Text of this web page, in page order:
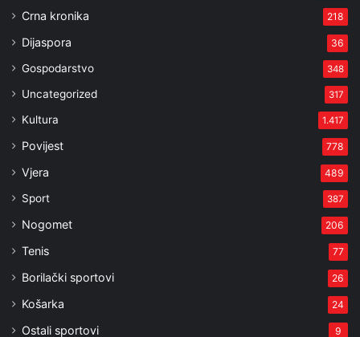
Crna kronika 218
Dijaspora 36
Gospodarstvo 348
Uncategorized 317
Kultura 1.417
Povijest 778
Vjera 489
Sport 387
Nogomet 206
Tenis 77
Borilački sportovi 26
Košarka 24
Ostali sportovi 9